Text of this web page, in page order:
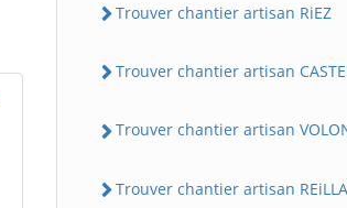
Trouver chantier artisan RiEZ
Trouver chantier artisan
Trouver chantier artisan
Trouver chantier artisan